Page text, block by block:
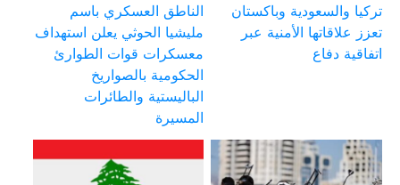
تركيا والسعودية وباكستان
تعزز علاقاتها الأمنية عبر
اتفاقية دفاع
الناطق العسكري باسم
مليشيا الحوثي يعلن استهداف
معسكرات قوات الطوارئ
الحكومية بالصواريخ
الباليستية والطائرات
المسيرة